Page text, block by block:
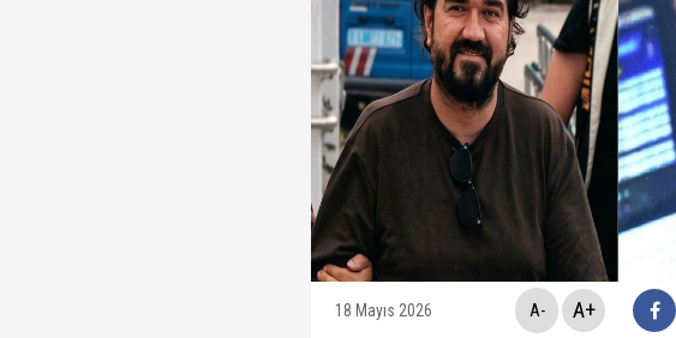
Ünlüler soruşturmasında yeni
Yükseliş üst üste 3. gününe
12 maddelik "çerçeve yasa
İzmit Belediyesi'nde 'rüşvet
18 Mayıs 2026 A- A+